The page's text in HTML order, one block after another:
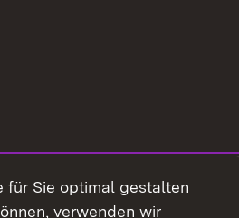
für Sie optimal gestalten
verwenden wir